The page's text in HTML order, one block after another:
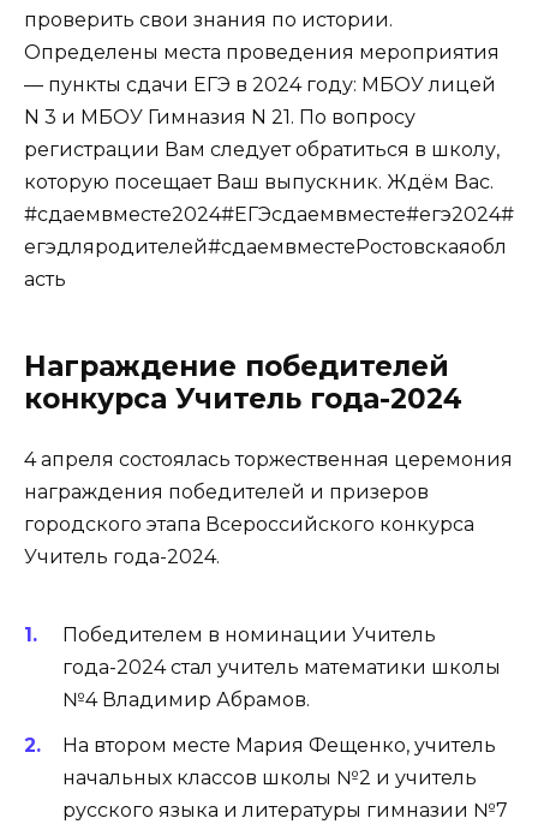
проверить свои знания по истории.
Определены места проведения мероприятия
— пункты сдачи ЕГЭ в 2024 году: МБОУ лицей
N 3 и МБОУ Гимназия N 21. По вопросу
регистрации Вам следует обратиться в школу,
которую посещает Ваш выпускник. Ждём Вас.
#сдаемвместе2024#ЕГЭсдаемвместе#егэ2024#
егэдляродителей#сдаемвместеРостовскаяобл
асть
Награждение победителей
конкурса Учитель года-2024
4 апреля состоялась торжественная церемония
награждения победителей и призеров
городского этапа Всероссийского конкурса
Учитель года-2024.
Победителем в номинации Учитель
года-2024 стал учитель математики школы
№4 Владимир Абрамов.
На втором месте Мария Фещенко, учитель
начальных классов школы №2 и учитель
русского языка и литературы гимназии №7